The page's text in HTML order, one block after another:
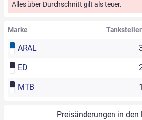
Alles über Durchschnitt gilt als teuer.
Marke Tankstellen
ARAL 3
ED
MTB 1
Preisänderungen in den